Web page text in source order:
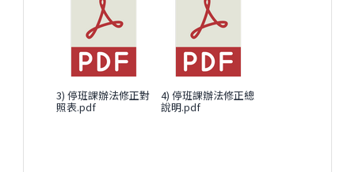
3) 停班課辦法修正對
照表.pdf
4) 停班課辦法修正總
說明.pdf